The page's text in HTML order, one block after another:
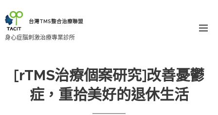
台灣TMS整合治療聯盟
身心症腦刺激治療專業診所
[rTMS治療個案研究]改善憂鬱
症，重拾美好的退休生活